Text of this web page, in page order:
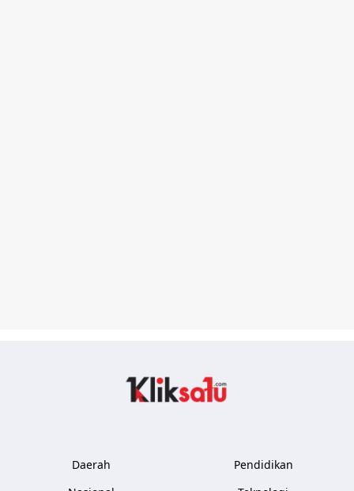
Daerah
Pendidikan